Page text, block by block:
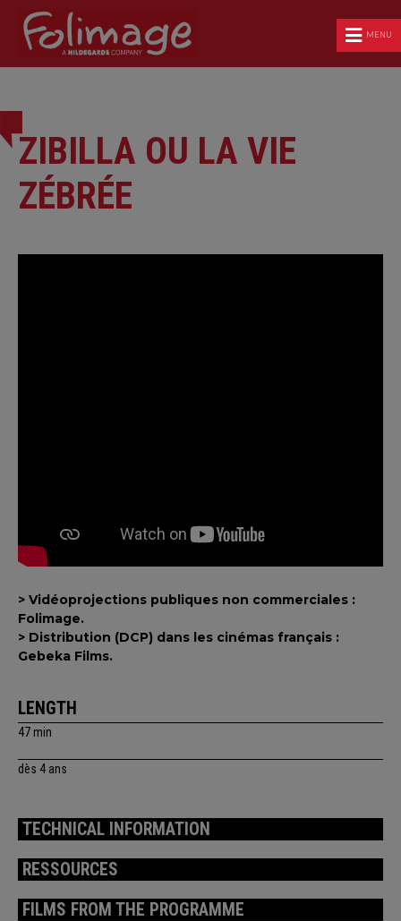
MENU
ZIBILLA OU LA VIE
ZÉBRÉE
> Vidéoprojections publiques non commerciales :
Folimage.
> Distribution (DCP) dans les cinémas français :
Gebeka Films.
LENGTH
47 min
dès 4 ans
TECHNICAL INFORMATION
RESSOURCES
FILMS FROM THE PROGRAMME